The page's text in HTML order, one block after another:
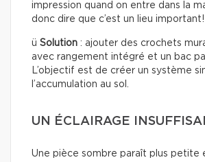
impression quand on entre dans la
donc dire que c’est un lieu important!
ü Solution : ajouter des crochets
avec rangement intégré et un bac
L’objectif est de créer un système
l’accumulation au sol.
UN ÉCLAIRAGE
Une pièce sombre paraît plus petite